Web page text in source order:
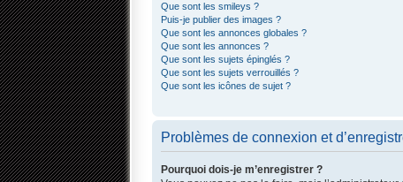
Que sont les smileys ?
Puis-je publier des images ?
Que sont les annonces globales ?
Que sont les annonces ?
Que sont les sujets épinglés ?
Que sont les sujets verrouillés ?
Que sont les icônes de sujet ?
Problèmes de connexion et
Pourquoi dois-je m’enregistrer ?